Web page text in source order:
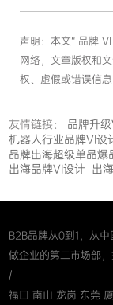
声明：本文“ 品牌
网络，文章版权和
权、虚假或错误信
友情链接： 品牌升
机器人行业品牌VI设
品牌出海超级单品爆
出海品牌VI设计 出
B2B品牌从0到1，从
做企业的第二市场部
/
福田 南山 龙岗 东莞